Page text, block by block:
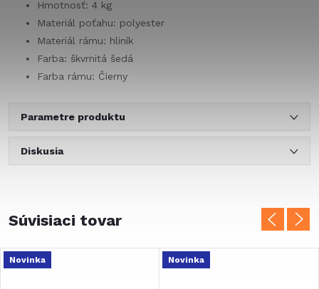
Hmotnosť: 4 kg
Materiál poťahu: polyester
Materiál rámu: hliník
Farba: škvrnitá šedá
Farba rámu: Čierny
Parametre produktu
Diskusia
Súvisiaci tovar
Novinka Novinka